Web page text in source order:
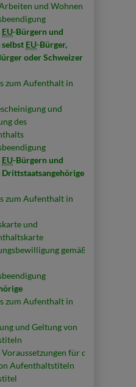
und Wohnen
EU-Bürgern und
EU-Bürger,
oder Schweizer
zum Aufenthalt in
und
des
EU-Bürgern und
zum Aufenthalt in
und
gemäß §
zum Aufenthalt in
und Geltung von
für die
Aufenthaltstiteln